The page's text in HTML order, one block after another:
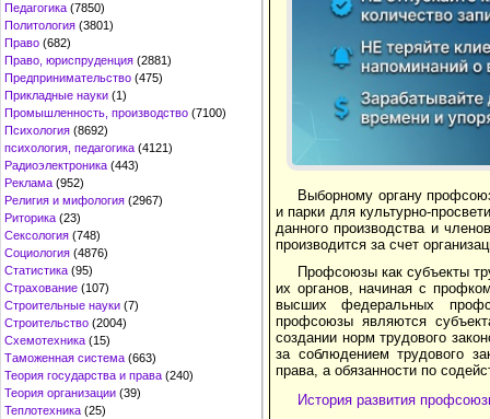
Педагогика (7850)
Политология (3801)
Право (682)
Право, юриспруденция (2881)
Предпринимательство (475)
Прикладные науки (1)
Промышленность, производство (7100)
Психология (8692)
психология, педагогика (4121)
Радиоэлектроника (443)
Реклама (952)
Религия и мифология (2967)
Риторика (23)
Сексология (748)
Социология (4876)
Статистика (95)
Страхование (107)
Строительные науки (7)
Строительство (2004)
Схемотехника (15)
Таможенная система (663)
Теория государства и права (240)
Теория организации (39)
Теплотехника (25)
Выборному органу
и парки для культурно-
данного производства и
производится за счет
Профсоюзы как субъекты
их органов, начиная с
высших федеральных
профсоюзы явля­ются
создании норм трудового
за со­блюдением трудового
права, а обязанности по
История развития